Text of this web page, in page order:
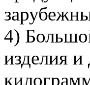
4)
изделия и